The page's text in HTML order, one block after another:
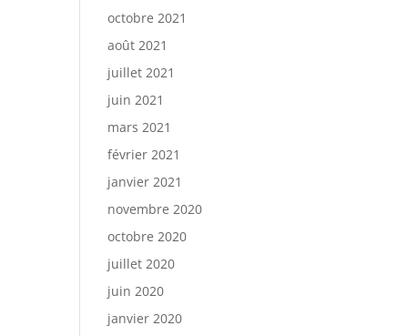
octobre 2021
août 2021
juillet 2021
juin 2021
mars 2021
février 2021
janvier 2021
novembre 2020
octobre 2020
juillet 2020
juin 2020
janvier 2020